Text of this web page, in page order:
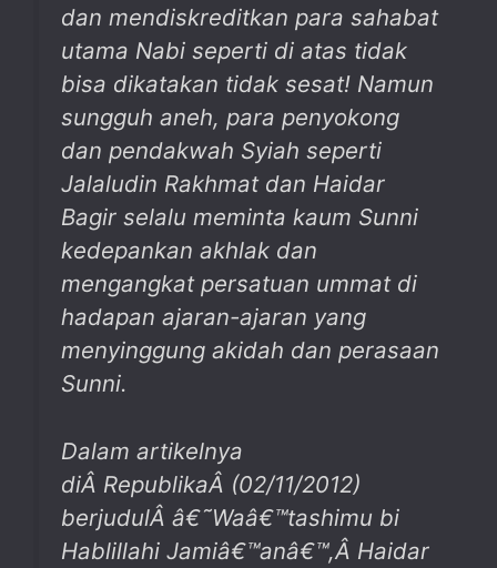
dan mendiskreditkan para sahabat
utama Nabi seperti di atas tidak
bisa dikatakan tidak sesat! Namun
sungguh aneh, para penyokong
dan pendakwah Syiah seperti
Jalaludin Rakhmat dan Haidar
Bagir selalu meminta kaum Sunni
kedepankan akhlak dan
mengangkat persatuan ummat di
hadapan ajaran-ajaran yang
menyinggung akidah dan perasaan
Sunni.
Dalam artikelnya
diÂ RepublikaÂ (02/11/2012)
berjudulÂ â€˜Waâ€™tashimu bi
Hablillahi Jamiâ€™anâ€™,Â Haidar